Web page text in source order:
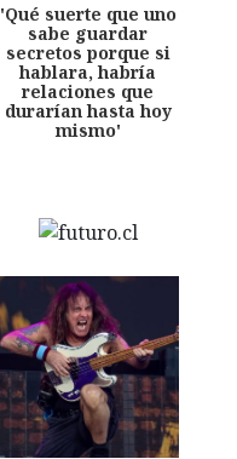
'Qué suerte que uno
sabe guardar
secretos porque si
hablara, habría
relaciones que
durarían hasta hoy
mismo'